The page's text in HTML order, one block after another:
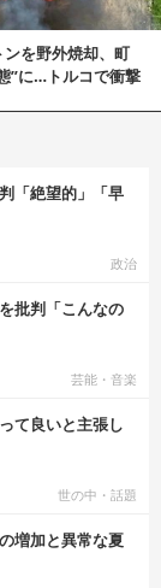
を野外焼却、町
”に…トルコで衝撃
「絶望的」「早
政治
批判「こんなの
芸能・音楽
て良いと主張し
世の中・話題
増加と異常な夏